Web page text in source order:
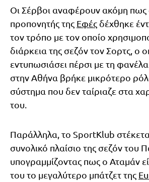
Οι Σέρβοι αναφέρουν ακόμη
προπονητής της Εφές δέχθηκε
τον τρόπο με τον οποίο
διάρκεια της σεζόν τον Σορτς, ο
εντυπωσιάσει πέρσι με τη
στην Αθήνα βρήκε μικρότερο
σύστημα που δεν ταίριαζε στα
του.
Παράλληλα, το SportKlub
συνολικό πλαίσιο της σεζόν του
υπογραμμίζοντας πως ο Αταμάν
του το μεγαλύτερο μπάτζετ της